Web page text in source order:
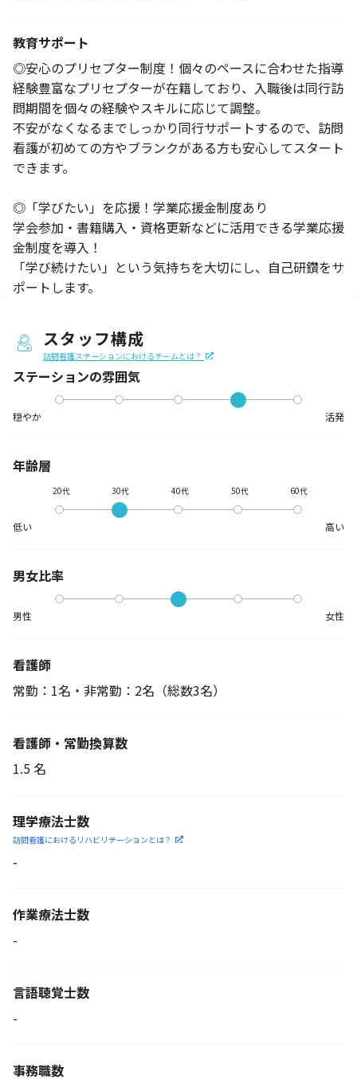
教育サポート
◎安心のプリセプター制度！個々のペースに合わせた指導
経験豊富なプリセプターが在籍しており、入職後は同行訪
問期間を個々の経験やスキルに応じて調整。
不安がなくなるまでしっかり同行サポートするので、訪問
看護が初めての方やブランクがある方も安心してスタート
できます。
◎「学びたい」を応援！学業応援金制度あり
学会参加・書籍購入・資格更新などに活用できる学業応援
金制度を導入！
「学び続けたい」という気持ちを大切にし、自己研鑽をサ
ポートします。
スタッフ構成
訪問看護ステーションにおけるチームとは？
ステーションの雰囲気
穏やか 活発
年齢層
低い
20代 30代 40代 50代 60代
高い
男女比率
男性 女性
看護師
常勤：1名・非常勤：2名 （総数3名）
看護師・常勤換算数
1.5 名
理学療法士数
訪問看護におけるリハビリ テーションとは？
-
作業療法士数
-
言語聴覚士数
-
事務職数